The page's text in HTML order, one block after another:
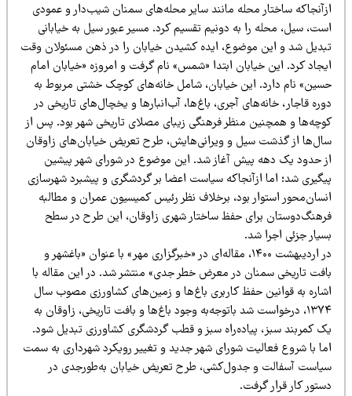
ساختار محله مانند سایر محله‌های سمنان شیب‌دار و عمودی
سیل، محله را به دونیم تقسیم کرد. مسیر عبور سیل به خیابانی
شد و این موضوع، ایده کشیدن خیابان را در ذهن مسئولان وقت
کرد. این خیابان ابتدا «شمس» نام گرفت و امروزه «خیابان امام
نام دارد. این خیابان، شامل خانه‌های کوچک خشتی مربوط به
قاجار، خانه‌های آجری، باغ‌ها، آب‌انبارها و یخچال‌های تاریخی در
و همچنین منظر فرهنگی زیبای مصلای تاریخی شهر بود. پس از
از گذشت سیل و ویرانی‌هایش، طرح تعریض خیابان‌های زاوقان
حدود یک دهه پیش آغاز شد. این موضوع در شورای شهر پیشین
شد؛ اما ازآنجاکه سیاست اعضا بر گردشگری و پیشبرد شهرسازی
استوار بود، برخلاف نظر رئیس کمیسیون عمران و مطالبه
برای حفظ ساختار شهری زاوقان، این طرح در سطح
جزئی اجرا شد.
در اردیبهشت ۱۴۰۰، مقاله‌ای در «خبرگزاری مهر» با عنوان «باغشهر و
تاریخی سمنان در معرض خطر جدی» منتشر شد. در این مقاله با
به قوانین حفظ کاربری باغ‌ها و زمین‌های کشاورزی مصوب سال
۱۳۷۴، درخواست شد باتوجه‌به وجود باغ‌ها و بافت تاریخی، زاوقان به
کمربند سبز، پیاده‌راه سبز و قطب گردشگری کشاورزی تبدیل شود.
با شروع فعالیت شورای شهر جدید و تغییر رویکرد شهرداری به سمت
آسفالت و جدول‌کشی، طرح تعریض خیابان به‌طورجدی در
کار قرار گرفت.